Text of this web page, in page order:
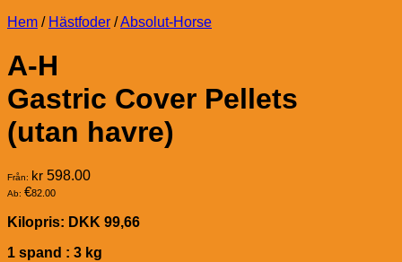
Hem / Hästfoder /Absolut-Horse
A-H
Gastric Cover Pellets
(utan havre)
Från: kr 598.00
Ab: €82.00
Kilopris: DKK 99,66
1 spand : 3 kg